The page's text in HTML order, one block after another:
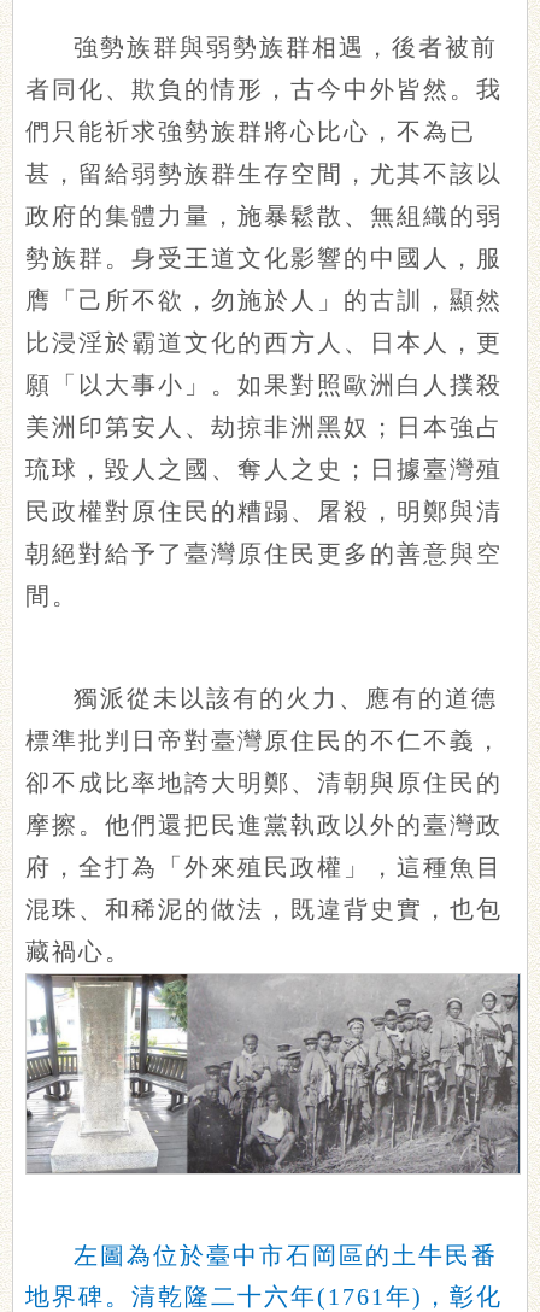
強勢族群與弱勢族群相遇，後者被前
者同化、欺負的情形，古今中外皆然。我
們只能祈求強勢族群將心比心，不為已
甚，留給弱勢族群生存空間，尤其不該以
政府的集體力量，施暴鬆散、無組織的弱
勢族群。身受王道文化影響的中國人，服
膺「己所不欲，勿施於人」的古訓，顯然
比浸淫於霸道文化的西方人、日本人，更
願「以大事小」。如果對照歐洲白人撲殺
美洲印第安人、劫掠非洲黑奴；日本強占
琉球，毀人之國、奪人之史；日據臺灣殖
民政權對原住民的糟蹋、屠殺，明鄭與清
朝絕對給予了臺灣原住民更多的善意與空
間。
獨派從未以該有的火力、應有的道德
標準批判日帝對臺灣原住民的不仁不義，
卻不成比率地誇大明鄭、清朝與原住民的
摩擦。他們還把民進黨執政以外的臺灣政
府，全打為「外來殖民政權」，這種魚目
混珠、和稀泥的做法，既違背史實，也包
藏禍心。
左圖為位於臺中市石岡區的土牛民番
地界碑。清乾隆二十六年(1761年)，彰化